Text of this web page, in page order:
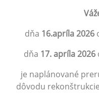
dňa 16.apríla 2026
dňa 17. apríla 2026
je naplánované
dôvodu